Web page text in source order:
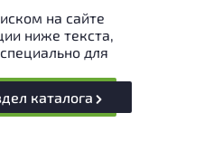
на сайте
ниже текста,
для
каталога